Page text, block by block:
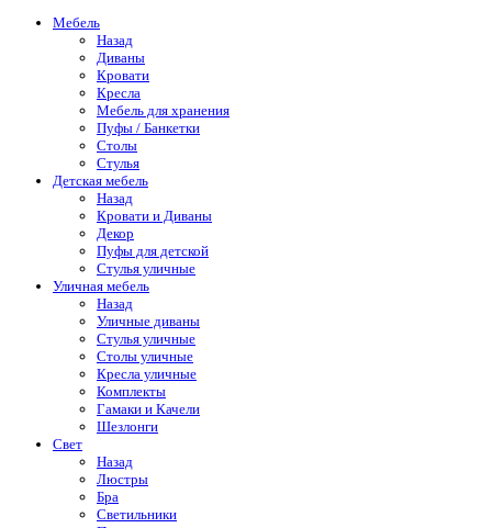
Мебель
Назад
Диваны
Кровати
Кресла
Мебель для хранения
Пуфы / Банкетки
Столы
Стулья
Детская мебель
Назад
Кровати и Диваны
Декор
Пуфы для детской
Стулья уличные
Уличная мебель
Назад
Уличные диваны
Стулья уличные
Столы уличные
Кресла уличные
Комплекты
Гамаки и Качели
Шезлонги
Свет
Назад
Люстры
Бра
Светильники